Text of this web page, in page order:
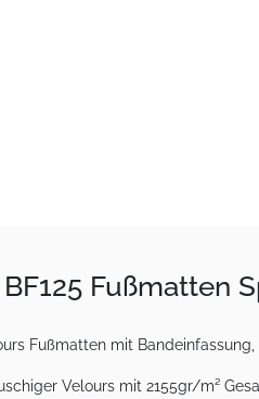
Fußmatten
Fußmatten mit
Velours mit 2155gr/m²